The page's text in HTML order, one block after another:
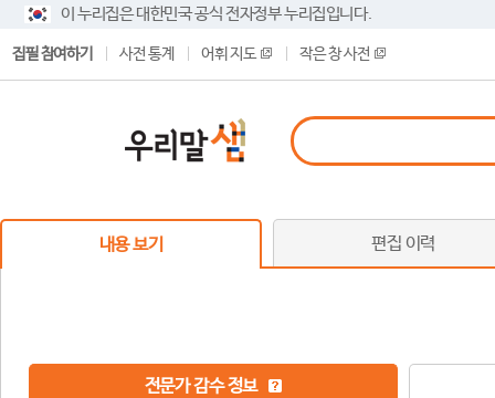
이 누리집은 대한민국 공식 전자정부 누리집입니다.
집필 참여하기 사전 통계 어휘 지도 작은 창 사전
내용 보기 편집 이력
전문가 감수 정보